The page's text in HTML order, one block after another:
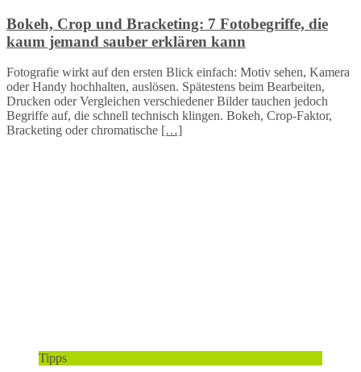
Bokeh, Crop und Bracketing: 7 Fotobegriffe, die
kaum jemand sauber erklären kann
Fotografie wirkt auf den ersten Blick einfach: Motiv sehen, Kamera
oder Handy hochhalten, auslösen. Spätestens beim Bearbeiten,
Drucken oder Vergleichen verschiedener Bilder tauchen jedoch
Begriffe auf, die schnell technisch klingen. Bokeh, Crop-Faktor,
Bracketing oder chromatische […]
Tipps